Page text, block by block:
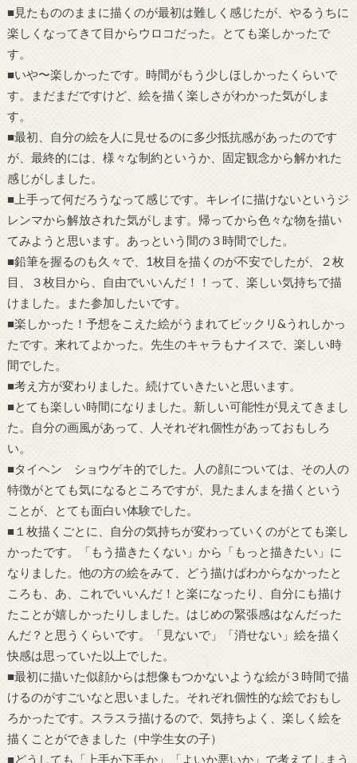
■見たもののままに描くのが最初は難しく感じたが、やるうちに
楽しくなってきて目からウロコだった。とても楽しかったで
す。
■いや〜楽しかったです。時間がもう少しほしかったくらいで
す。まだまだですけど、絵を描く楽しさがわかった気がしま
す。
■最初、自分の絵を人に見せるのに多少抵抗感があったのです
が、最終的には、様々な制約というか、固定観念から解かれた
感じがしました。
■上手って何だろうなって感じです。キレイに描けないというジ
レンマから解放された気がします。帰ってから色々な物を描い
てみようと思います。あっという間の３時間でした。
■鉛筆を握るのも久々で、1枚目を描くのが不安でしたが、２枚
目、３枚目から、自由でいいんだ！！って、楽しい気持ちで描
けました。また参加したいです。
■楽しかった！予想をこえた絵がうまれてビックリ&うれしかっ
たです。来れてよかった。先生のキャラもナイスで、楽しい時
間でした。
■考え方が変わりました。続けていきたいと思います。
■とても楽しい時間になりました。新しい可能性が見えてきまし
た。自分の画風があって、人それぞれ個性があっておもしろ
い。
■タイヘン ショウゲキ的でした。人の顔については、その人の
特徴がとても気になるところですが、見たまんまを描くという
ことが、とても面白い体験でした。
■１枚描くごとに、自分の気持ちが変わっていくのがとても楽し
かったです。「もう描きたくない」から「もっと描きたい」に
なりました。他の方の絵をみて、どう描けばわからなかったと
ころも、あ、これでいいんだ！と楽になったり、自分にも描け
たことが嬉しかったりしました。はじめの緊張感はなんだった
んだ？と思うくらいです。「見ないで」「消せない」絵を描く
快感は思っていた以上でした。
■最初に描いた似顔からは想像もつかないような絵が３時間で描
けるのがすごいなと思いました。それぞれ個性的な絵でおもし
ろかったです。スラスラ描けるので、気持ちよく、楽しく絵を
描くことができました（中学生女の子）
■どうしても「上手か下手か」「よいか悪いか」で考えてしまう